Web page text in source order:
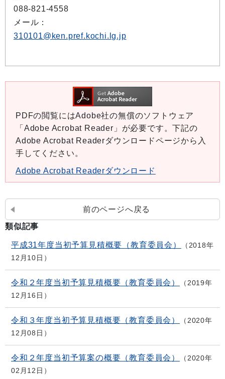
088-821-4558
メール：
310101@ken.pref.kochi.lg.jp
PDFの閲覧にはAdobe社の無償のソフトウェア
「Adobe Acrobat Reader」が必要です。下記の
Adobe Acrobat Readerダウンロードページから入
手してください。
Adobe Acrobat Readerダウンロード
前のページへ戻る
類似記事
平成31年度当初予算見積概要（教育委員会）
2018年
12月10日
令和２年度当初予算見積概要（教育委員会）
2019年
12月16日
令和３年度当初予算見積概要（教育委員会）
2020年
12月08日
令和２年度当初予算案の概要（教育委員会）
2020年
02月12日